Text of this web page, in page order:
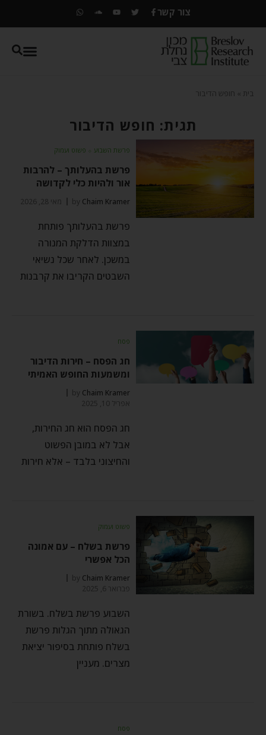
צור קשר
בית חופש הדיבור
תגית: חופש הדיבור
פרשת השבוע ⬦ פשוט ועמוק
פרשת בהעלותך – להרבות
אור ולהיות כלי לקדושה
by Chaim Kramer מאי 28, 2026
פרשת בהעלותך פותחת
במצוות הדלקת המנורה
במשכן. לאחר שכל נשיאי
השבטים הקריבו את קרבנות
פסח
חג הפסח – חירות הדיבור
ומשמעות החופש האמיתי
by Chaim Kramer
אפריל 10, 2025
חג הפסח הוא חג החירות,
אבל לא במובן הפשוט
והחיצוני בלבד – אלא חירות
פשוט ועמוק
פרשת בשלח – עם אמונה
הכל אפשרי
by Chaim Kramer
פברואר 6, 2025
השבוע פרשת בשלח. בשורת
הגאולה מתוך הגלות פרשת
בשלח פותחת בסיפור יציאת
מצרים. מעניין
פסח